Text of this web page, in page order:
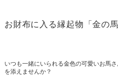
お財布に入る縁起物「金の
いつも一緒にいられる金色の可愛いお馬
を添えませんか？